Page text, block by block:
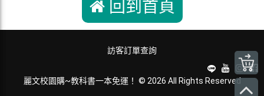
回到首頁
訪客訂單查詢
麗文校園購~教科書一本免運！ © 2026 All Rights Reserved